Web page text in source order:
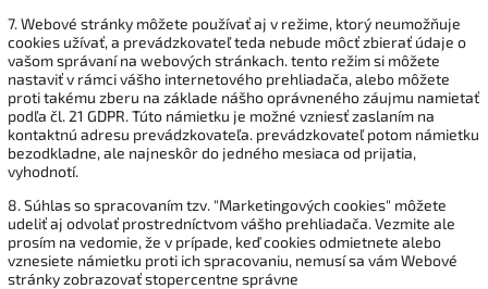
7. Webové stránky môžete používať aj v režime, ktorý neumožňuje
cookies užívať, a prevádzkovateľ teda nebude môcť zbierať údaje o
vašom správaní na webových stránkach. tento režim si môžete
nastaviť v rámci vášho internetového prehliadača, alebo môžete
proti takému zberu na základe nášho oprávneného záujmu namietať
podľa čl. 21 GDPR. Túto námietku je možné vzniesť zaslaním na
kontaktnú adresu prevádzkovateľa. prevádzkovateľ potom námietku
bezodkladne, ale najneskôr do jedného mesiaca od prijatia,
vyhodnotí.
8. Súhlas so spracovaním tzv. "Marketingových cookies" môžete
udeliť aj odvolať prostredníctvom vášho prehliadača. Vezmite ale
prosím na vedomie, že v prípade, keď cookies odmietnete alebo
vznesiete námietku proti ich spracovaniu, nemusí sa vám Webové
stránky zobrazovať stopercentne správne